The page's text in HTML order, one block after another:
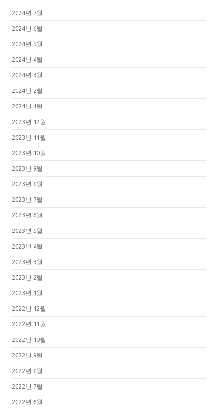
2024년 7월
2024년 6월
2024년 5월
2024년 4월
2024년 3월
2024년 2월
2024년 1월
2023년 12월
2023년 11월
2023년 10월
2023년 9월
2023년 8월
2023년 7월
2023년 6월
2023년 5월
2023년 4월
2023년 3월
2023년 2월
2023년 1월
2022년 12월
2022년 11월
2022년 10월
2022년 9월
2022년 8월
2022년 7월
2022년 6월